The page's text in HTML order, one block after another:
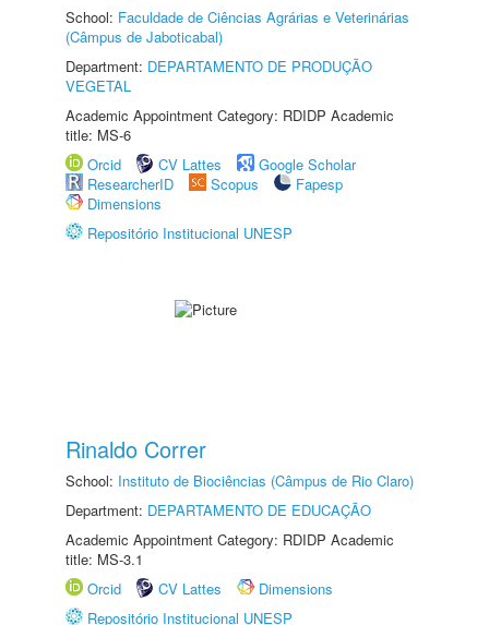
School: Faculdade de Ciências Agrárias e Veterinárias
(Câmpus de Jaboticabal)
Department: DEPARTAMENTO DE PRODUÇÃO
VEGETAL
Academic Appointment Category: RDIDP Academic
title: MS-6
Orcid
CV Lattes
Google Scholar
ResearcherID
Scopus
Fapesp
Dimensions
Repositório Institucional UNESP
Rinaldo Correr
School: Instituto de Biociências (Câmpus de Rio Claro)
Department: DEPARTAMENTO DE EDUCAÇÃO
Academic Appointment Category: RDIDP Academic
title: MS-3.1
Orcid
CV Lattes
Dimensions
Repositório Institucional UNESP